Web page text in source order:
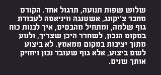
שלוש שפות תנועה, תרגול אחד. הקורס
מחבר צ'יקונג, אשטנגה וויניאסה לעבודת
גוף שלמה, ומתחיל מהבסיס, איך לבנות כוח
במקום הנכון, לשחרר היכן שצריך, ולנוע
מתוך יציבות במקום ממאמץ. לא ביצוע
לשם ביצוע, אלא גוף שעובד נכון ויחזיק
אותך שנים.